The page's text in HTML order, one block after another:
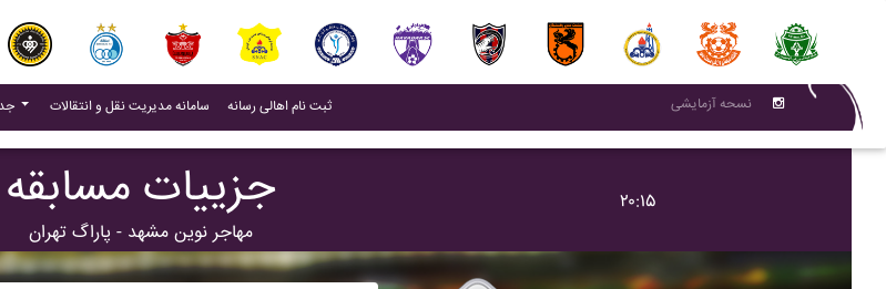
جدول بازی ها سامانه مدیریت نقل و انتقالات (current)
ثبت نام اهالی رسانه(current) نسحه آزمایشی
جزییات مسابقه
مهاجر نوين مشهد - پاراگ تهران
۲۰:۱۵